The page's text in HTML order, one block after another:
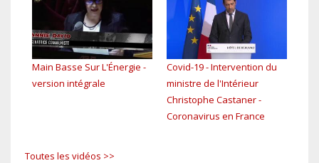
Main Basse Sur L'Énergie -
version intégrale
Covid-19 - Intervention du
ministre de l'Intérieur
Christophe Castaner -
Coronavirus en France
Toutes les vidéos >>